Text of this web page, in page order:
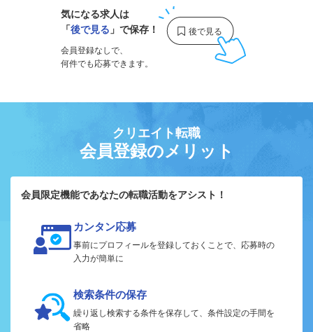
気になる求人は
「後で見る 」で保存！
会員登録なしで、
何件でも応募できます。
クリエイト転職
会員登録のメリット
会員限定機能であなたの転職活動をアシスト！
カンタン応募
事前にプロフィールを登録しておくことで、応募時の
入力が簡単に
検索条件の保存
繰り返し検索する条件を保存して、条件設定の手間を
省略